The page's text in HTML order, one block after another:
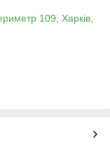
109, Харків,